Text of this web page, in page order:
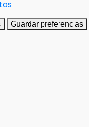
Guardar preferencias